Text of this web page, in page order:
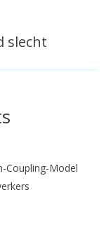
slecht
Coupling-Model